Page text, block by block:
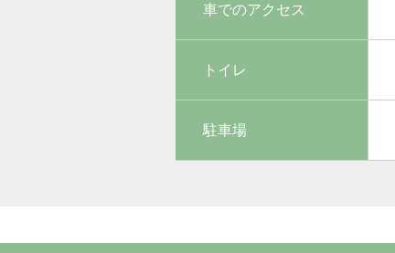
車でのアクセス
トイレ
駐車場